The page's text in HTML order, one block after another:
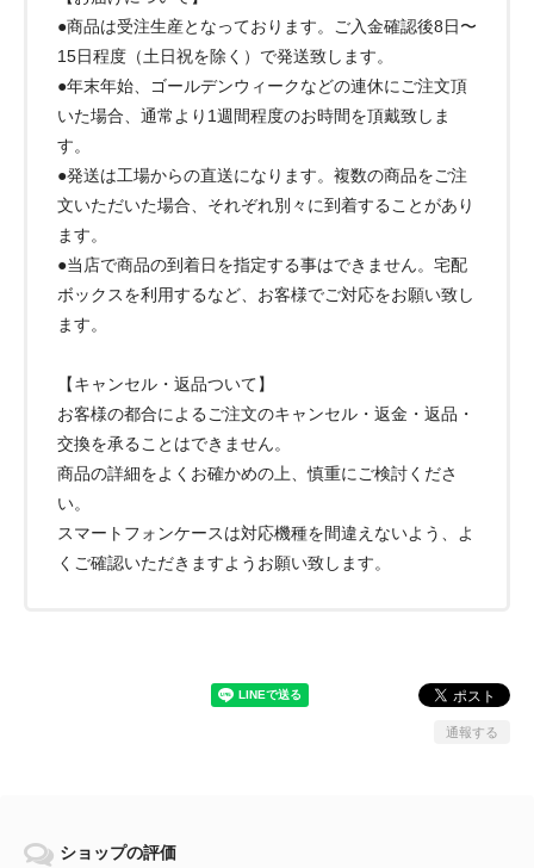
●商品は受注生産となっております。ご入金確認後8日〜
15日程度（土日祝を除く）で発送致します。
●年末年始、ゴールデンウィークなどの連休にご注文頂
いた場合、通常より1週間程度のお時間を頂戴致しま
す。
●発送は工場からの直送になります。複数の商品をご注
文いただいた場合、それぞれ別々に到着することがあり
ます。
●当店で商品の到着日を指定する事はできません。宅配
ボックスを利用するなど、お客様でご対応をお願い致し
ます。
【キャンセル・返品ついて】
お客様の都合によるご注文のキャンセル・返金・返品・
交換を承ることはできません。
商品の詳細をよくお確かめの上、慎重にご検討くださ
い。
スマートフォンケースは対応機種を間違えないよう、よ
くご確認いただきますようお願い致します。
通報する
ショップの評価